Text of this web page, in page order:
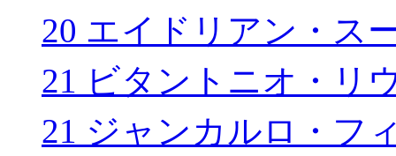
20 エイドリアン・ス
21 ビタントニオ・リ
21 ジャンカルロ・フ